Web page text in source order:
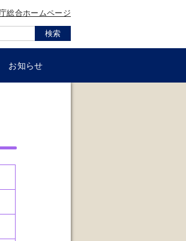
総合ホームページ
お知らせ